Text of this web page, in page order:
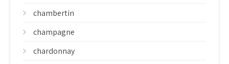
chambertin
champagne
chardonnay